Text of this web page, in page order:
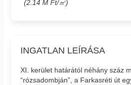
(2.14 M Ft/㎡)
INGATLAN LEÍRÁSA
XI. kerület határától néhány száz
“rózsadombján”, a Farkasréti út